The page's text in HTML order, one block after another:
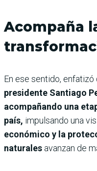
Acompaña
En ese sentido, enfatizó
presidente Santiago
acompañando una
país, impulsando una
económico y la
naturales avanzan de